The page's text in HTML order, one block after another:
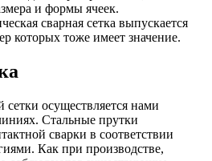
и формы ячеек.
сварная сетка выпускается
которых тоже имеет значение.
осуществляется нами
Стальные прутки
сварки в соответствии
Как при производстве,